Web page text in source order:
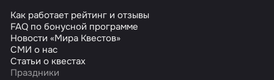
Как работает рейтинг и отзывы
FAQ по бонусной программе
Новости «Мира Квестов»
СМИ о нас
Статьи о квестах
Праздники